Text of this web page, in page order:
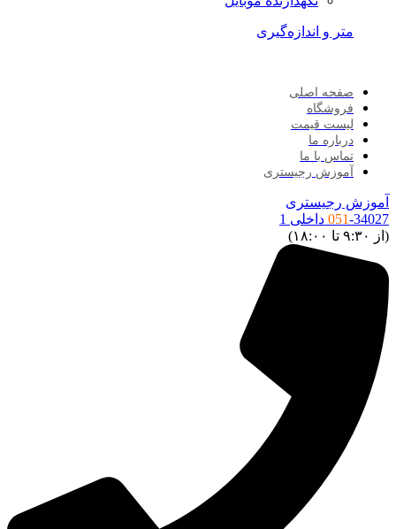
متر و اندازه‌گیری
صفحه اصلی
فروشگاه
لیست قیمت
درباره ما
تماس با ما
آموزش رجیستری
رجیستری
051داخلی 1
تا ۱۸:۰۰)